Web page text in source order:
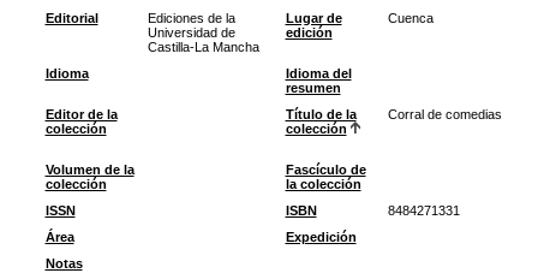
Editorial
Ediciones de la
Universidad de
Castilla-La Mancha
Lugar de
edición
Cuenca
Idioma
Idioma del
resumen
Editor de la
colección
Título de la
colección
Corral de comedias
Volumen de la
colección
Fascículo de
la colección
ISSN
ISBN
8484271331
Área
Expedición
Notas